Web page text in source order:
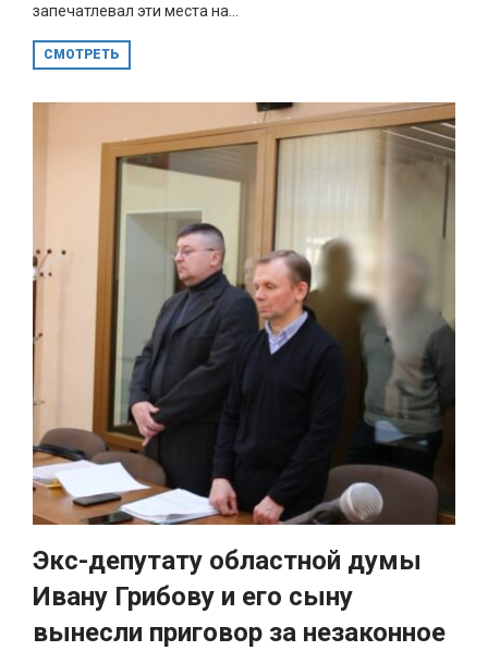
запечатлевал эти места на...
СМОТРЕТЬ
Экс-депутату областной думы
Ивану Грибову и его сыну
вынесли приговор за незаконное